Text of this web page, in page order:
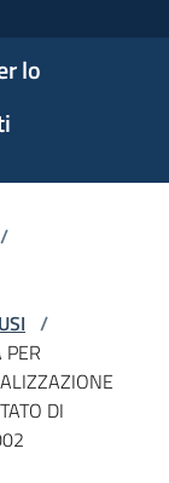
lo
/
/
DI